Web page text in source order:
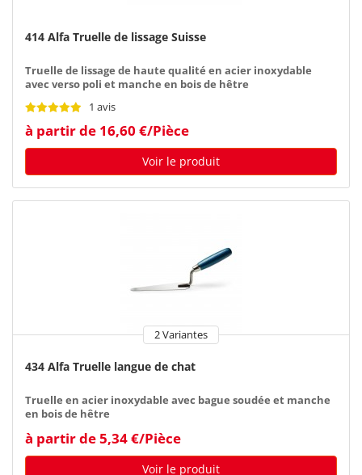
414 Alfa Truelle de lissage Suisse
Truelle de lissage de haute qualité en acier inoxydable
avec verso poli et manche en bois de hêtre
1 avis
à partir de 16,60 €/Pièce
Voir le produit
2 Variantes
434 Alfa Truelle langue de chat
Truelle en acier inoxydable avec bague soudée et manche
en bois de hêtre
à partir de 5,34 €/Pièce
Voir le produit